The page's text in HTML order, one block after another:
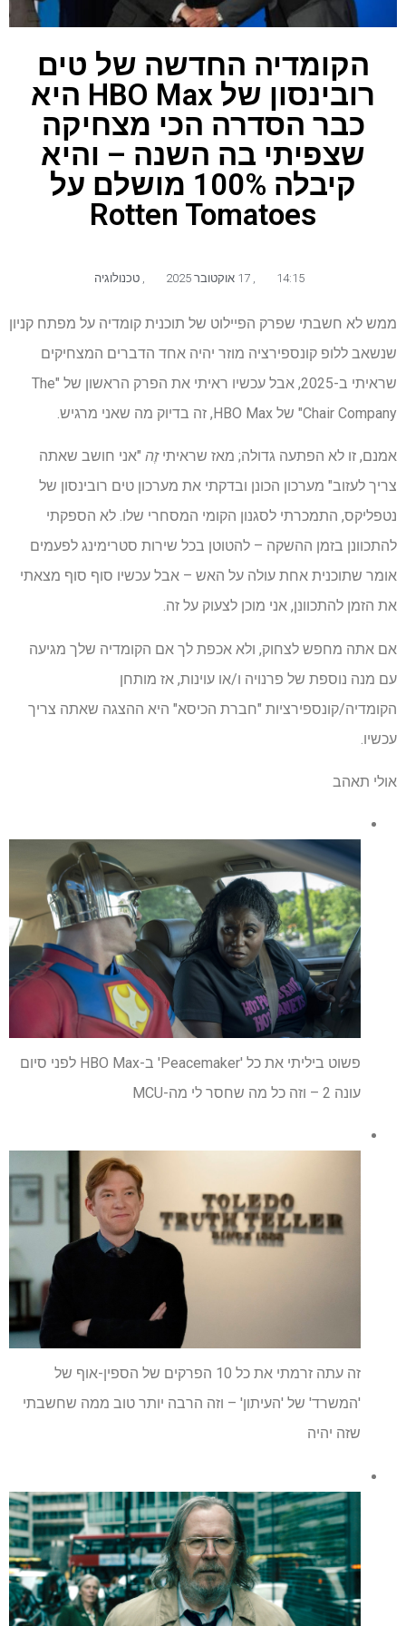
הקומדיה החדשה של טים
רובינסון של HBO Max היא
כבר הסדרה הכי מצחיקה
שצפיתי בה השנה – והיא
קיבלה 100% מושלם על
Rotten Tomatoes
14:15 טכנולוגיה
ממש לא חשבתי שפרק הפיילוט של תוכנית קומדיה על מפתח קניון
שנשאב ללופ קונספירציה מוזר יהיה אחד הדברים המצחיקים
שראיתי ב-2025, אבל עכשיו ראיתי את הפרק הראשון של "The
Chair Company" של HBO Max, זה בדיוק מה שאני מרגיש.
אמנם, זו לא הפתעה גדולה; מאז שראיתיזֶה "אני חושב שאתה
צריך לעזוב" מערכון הכונן ובדקתי את מערכון טים רובינסון של
נטפליקס, התמכרתי לסגנון הקומי המסחרי שלו. לא הספקתי
להתכוונן בזמן ההשקה – להטוטן בכל שירות סטרימינג לפעמים
אומר שתוכנית אחת עולה על האש – אבל עכשיו סוף סוף מצאתי
את הזמן להתכוונן, אני מוכן לצעוק על זה.
אם אתה מחפש לצחוק, ולא אכפת לך אם הקומדיה שלך מגיעה
עם מנה נוספת של פרנויה ו/או עוינות, אז מותחן
הקומדיה/קונספירציות "חברת הכיסא" היא ההצגה שאתה צריך
עכשיו.
אולי תאהב
פשוט ביליתי את כל 'Peacemaker' ב-HBO Max לפני סיום
עונה 2 – וזה כל מה שחסר לי מה-MCU
זה עתה זרמתי את כל 10 הפרקים של הספין-אוף של
'המשרד' של 'העיתון' – וזה הרבה יותר טוב ממה שחשבתי
שזה יהיה